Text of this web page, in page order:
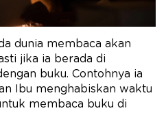
dunia membaca akan
jika ia berada di
buku. Contohnya ia
Ibu menghabiskan waktu
membaca buku di